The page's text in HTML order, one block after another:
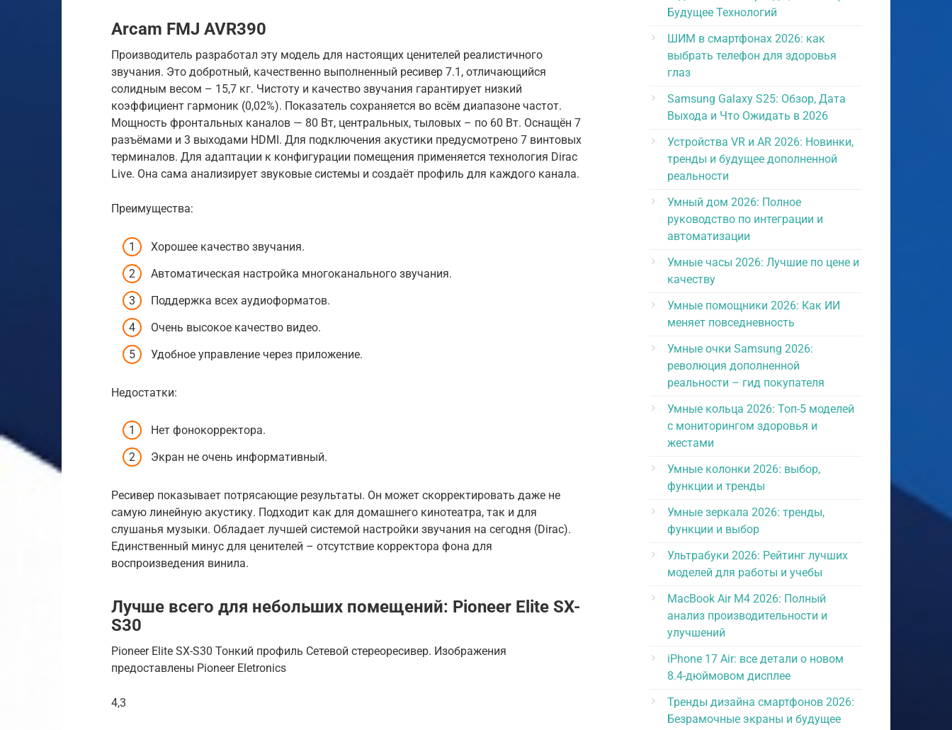
Arcam FMJ AVR390
Производитель разработал эту модель для настоящих ценителей реалистичного
звучания. Это добротный, качественно выполненный ресивер 7.1, отличающийся
солидным весом – 15,7 кг. Чистоту и качество звучания гарантирует низкий
коэффициент гармоник (0,02%). Показатель сохраняется во всём диапазоне частот.
Мощность фронтальных каналов — 80 Вт, центральных, тыловых – по 60 Вт. Оснащён 7
разъёмами и 3 выходами HDMI. Для подключения акустики предусмотрено 7 винтовых
терминалов. Для адаптации к конфигурации помещения применяется технология Dirac
Live. Она сама анализирует звуковые системы и создаёт профиль для каждого канала.
Преимущества:
Хорошее качество звучания.
Автоматическая настройка многоканального звучания.
Поддержка всех аудиоформатов.
Очень высокое качество видео.
Удобное управление через приложение.
Недостатки:
Нет фонокорректора.
Экран не очень информативный.
Ресивер показывает потрясающие результаты. Он может скорректировать даже не
самую линейную акустику. Подходит как для домашнего кинотеатра, так и для
слушанья музыки. Обладает лучшей системой настройки звучания на сегодня (Dirac).
Единственный минус для ценителей – отсутствие корректора фона для
воспроизведения винила.
Лучше всего для небольших помещений: Pioneer Elite SX-
S30
Pioneer Elite SX-S30 Тонкий профиль Сетевой стереоресивер. Изображения
предоставлены Pioneer Eletronics
4,3
Будущее Технологий
ШИМ в смартфонах 2026: как
выбрать телефон для здоровья
глаз
Samsung Galaxy S25: Обзор, Дата
Выхода и Что Ожидать в 2026
Устройства VR и AR 2026: Новинки,
тренды и будущее дополненной
реальности
Умный дом 2026: Полное
руководство по интеграции и
автоматизации
Умные часы 2026: Лучшие по цене и
качеству
Умные помощники 2026: Как ИИ
меняет повседневность
Умные очки Samsung 2026:
революция дополненной
реальности – гид покупателя
Умные кольца 2026: Топ-5 моделей
с мониторингом здоровья и
жестами
Умные колонки 2026: выбор,
функции и тренды
Умные зеркала 2026: тренды,
функции и выбор
Ультрабуки 2026: Рейтинг лучших
моделей для работы и учебы
MacBook Air M4 2026: Полный
анализ производительности и
улучшений
iPhone 17 Air: все детали о новом
8.4-дюймовом дисплее
Тренды дизайна смартфонов 2026:
Безрамочные экраны и будущее